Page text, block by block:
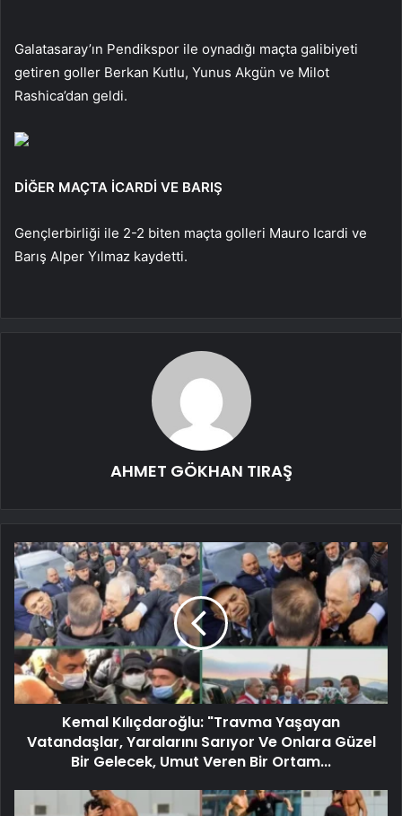
Galatasaray’ın Pendikspor ile oynadığı maçta galibiyeti
getiren goller Berkan Kutlu, Yunus Akgün ve Milot
Rashica’dan geldi.
DİĞER MAÇTA İCARDİ VE BARIŞ
Gençlerbirliği ile 2-2 biten maçta golleri Mauro Icardi ve
Barış Alper Yılmaz kaydetti.
AHMET GÖKHAN TIRAŞ
Kemal Kılıçdaroğlu: "Travma Yaşayan
Vatandaşlar, Yaralarını Sarıyor Ve Onlara Güzel
Bir Gelecek, Umut Veren Bir Ortam...